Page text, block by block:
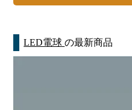
LED電球の最新商品